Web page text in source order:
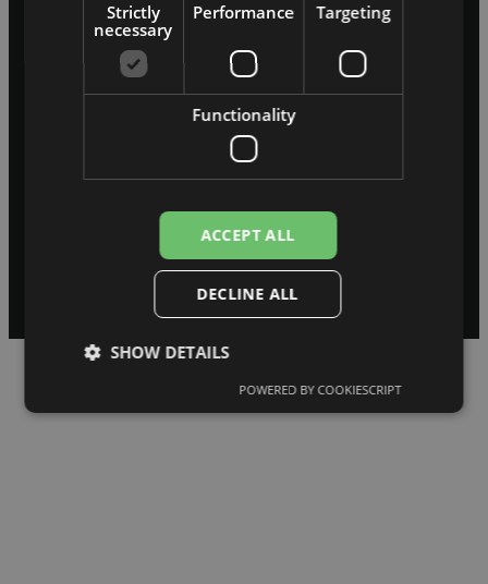
ERP / CRME-komercijaWeb izstrāde
Mobilās aplikācijas
info@redzidigital.com
+371 25925427
© 2026 REDZI Digital. Visas tiesības aizsargātas.
Noteikumi un nosacījumiPrivātuma politika
Strictly
necessary
Performance Targeting
Functionality
ACCEPT ALL
DECLINE ALL
SHOW DETAILS
POWERED BY COOKIESCRIPT